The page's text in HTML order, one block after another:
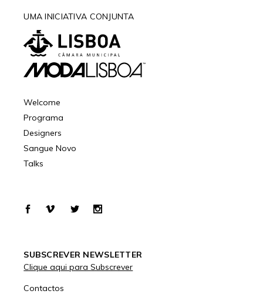
UMA INICIATIVA CONJUNTA
Welcome
Programa
Designers
Sangue Novo
Talks
SUBSCREVER NEWSLETTER
Clique aqui para Subscrever
Contactos